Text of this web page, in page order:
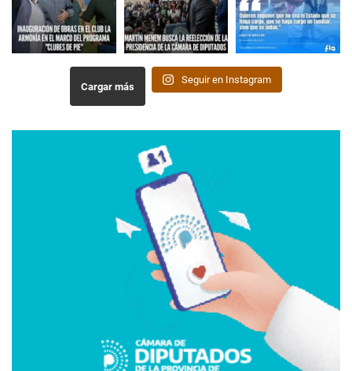
Cargar más
Seguir en Instagram